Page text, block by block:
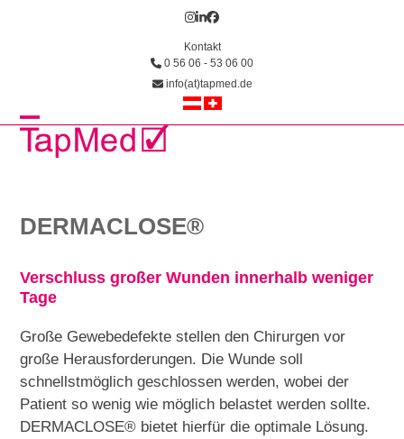
Instagram
LinkedIn
Facebook
Kontakt
0 56 06 - 53 06 00
info(at)tapmed.de
Open
Close
DERMACLOSE®
Verschluss großer Wunden innerhalb weniger
Tage
Große Gewebedefekte stellen den Chirurgen vor
große Herausforderungen. Die Wunde soll
schnellstmöglich geschlossen werden, wobei der
Patient so wenig wie möglich belastet werden sollte.
DERMACLOSE® bietet hierfür die optimale Lösung.